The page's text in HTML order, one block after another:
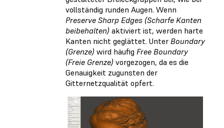
vollständig runden Augen. Wenn
Preserve Sharp Edges (Scharfe Kanten
beibehalten) aktiviert ist, werden harte
Kanten nicht geglättet. Unter Boundary
(Grenze) wird häufig Free Boundary
(Freie Grenze) vorgezogen, da es die
Genauigkeit zugunsten der
Gitternetzqualität opfert.